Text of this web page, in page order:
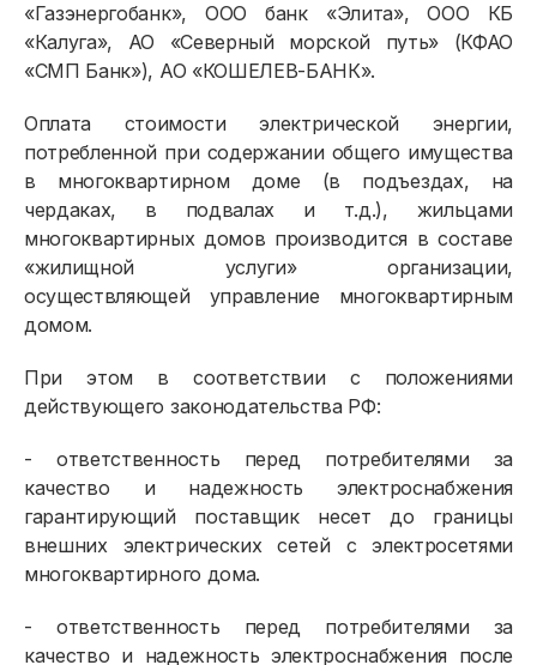
«Газэнергобанк», ООО банк «Элита», ООО КБ
«Калуга», АО «Северный морской путь» (КФАО
«СМП Банк»), АО «КОШЕЛЕВ-БАНК».
Оплата стоимости электрической энергии,
потребленной при содержании общего имущества
в многоквартирном доме (в подъездах, на
чердаках, в подвалах и т.д.), жильцами
многоквартирных домов производится в составе
«жилищной услуги» организации,
осуществляющей управление многоквартирным
домом.
При этом в соответствии с положениями
действующего законодательства РФ:
- ответственность перед потребителями за
качество и надежность электроснабжения
гарантирующий поставщик несет до границы
внешних электрических сетей с электросетями
многоквартирного дома.
- ответственность перед потребителями за
качество и надежность электроснабжения после